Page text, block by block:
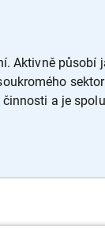
působí
a je